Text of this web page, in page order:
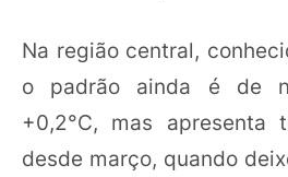
Na região central,
o padrão ainda é de
+0,2°C, mas apresenta
desde março, quando